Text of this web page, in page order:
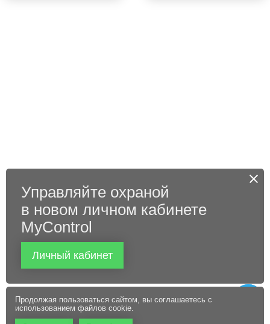
Управляйте охраной
в новом личном кабинете
MyControl
Личный кабинет
Продолжая пользоваться сайтом, вы соглашаетесь с
использованием файлов cookie.